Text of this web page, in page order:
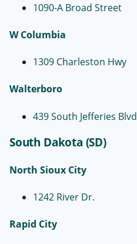
1090-A Broad Street
W Columbia
1309 Charleston Hwy
Walterboro
439 South Jefferies Blvd
South Dakota (SD)
North Sioux City
1242 River Dr.
Rapid City